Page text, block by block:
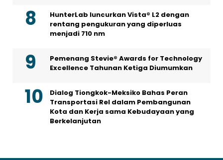
HunterLab luncurkan Vista® L2 dengan
rentang pengukuran yang diperluas
menjadi 710 nm
Pemenang Stevie® Awards for Technology
Excellence Tahunan Ketiga Diumumkan
Dialog Tiongkok-Meksiko Bahas Peran
Transportasi Rel dalam Pembangunan
Kota dan Kerja sama Kebudayaan yang
Berkelanjutan